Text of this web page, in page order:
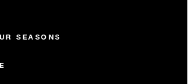
SEASONS